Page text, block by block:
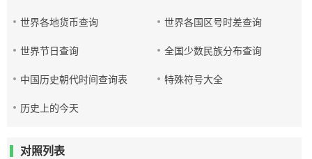
世界各地货币查询 世界各国区号时差查询
世界节日查询 全国少数民族分布查询
中国历史朝代时间查询表 特殊符号大全
历史上的今天
对照列表